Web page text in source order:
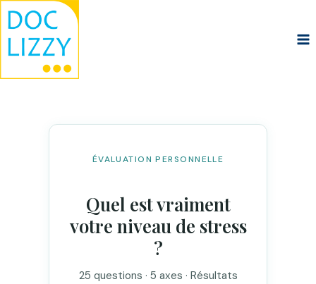
Aller
au
contenu
ÉVALUATION PERSONNELLE
Quel est vraiment
votre niveau de stress
?
25 questions · 5 axes · Résultats